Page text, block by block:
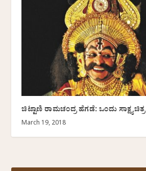
ಚಿಟ್ಟಾಣಿ ರಾಮಚಂದ್ರ ಹೆಗಡೆ: ಒಂದು ಸಾಕ್ಷ್ಯಚಿತ್ರ
March 19, 2018